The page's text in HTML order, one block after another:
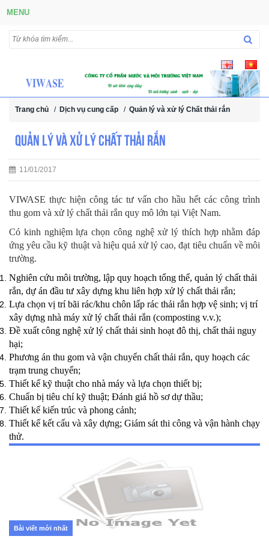
MENU
Trang chủ / Dịch vụ cung cấp / Quản lý và xử lý Chất thải rắn
Quản lý và xử lý Chất thải rắn
11/01/2017
VIWASE thực hiện công tác tư vấn cho hầu hết các công trình
thu gom và xử lý chất thải rắn quy mô lớn tại Việt Nam.
Có kinh nghiệm lựa chọn công nghệ xử lý thích hợp nhằm đáp
ứng yêu cầu kỹ thuật và hiệu quả xử lý cao, đạt tiêu chuẩn về môi
trường.
Nghiên cứu môi trường, lập quy hoạch tổng thể, quản lý chất thải
rắn, dự án đầu tư xây dựng khu liên hợp xử lý chất thải rắn;
Lựa chọn vị trí bãi rác/khu chôn lấp rác thải rắn hợp vệ sinh; vị trí
xây dựng nhà máy xử lý chất thải rắn (composting v.v.);
Đề xuất công nghệ xử lý chất thải sinh hoạt đô thị, chất thải nguy
hại;
Phương án thu gom và vận chuyển chất thải rắn, quy hoạch các
trạm trung chuyển;
Thiết kế kỹ thuật cho nhà máy và lựa chọn thiết bị;
Chuẩn bị tiêu chí kỹ thuật; Đánh giá hồ sơ dự thầu;
Thiết kế kiến trúc và phong cảnh;
Thiết kế kết cấu và xây dựng; Giám sát thi công và vận hành chạy
thử.
Bài viết mới nhất